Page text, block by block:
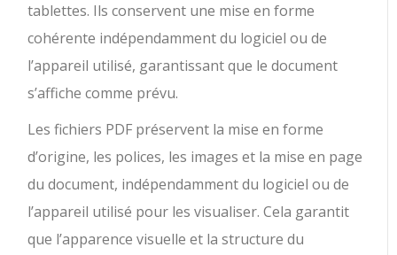
tablettes. Ils conservent une mise en forme
cohérente indépendamment du logiciel ou de
l’appareil utilisé, garantissant que le document
s’affiche comme prévu.
Les fichiers PDF préservent la mise en forme
d’origine, les polices, les images et la mise en page
du document, indépendamment du logiciel ou de
l’appareil utilisé pour les visualiser. Cela garantit
que l’apparence visuelle et la structure du